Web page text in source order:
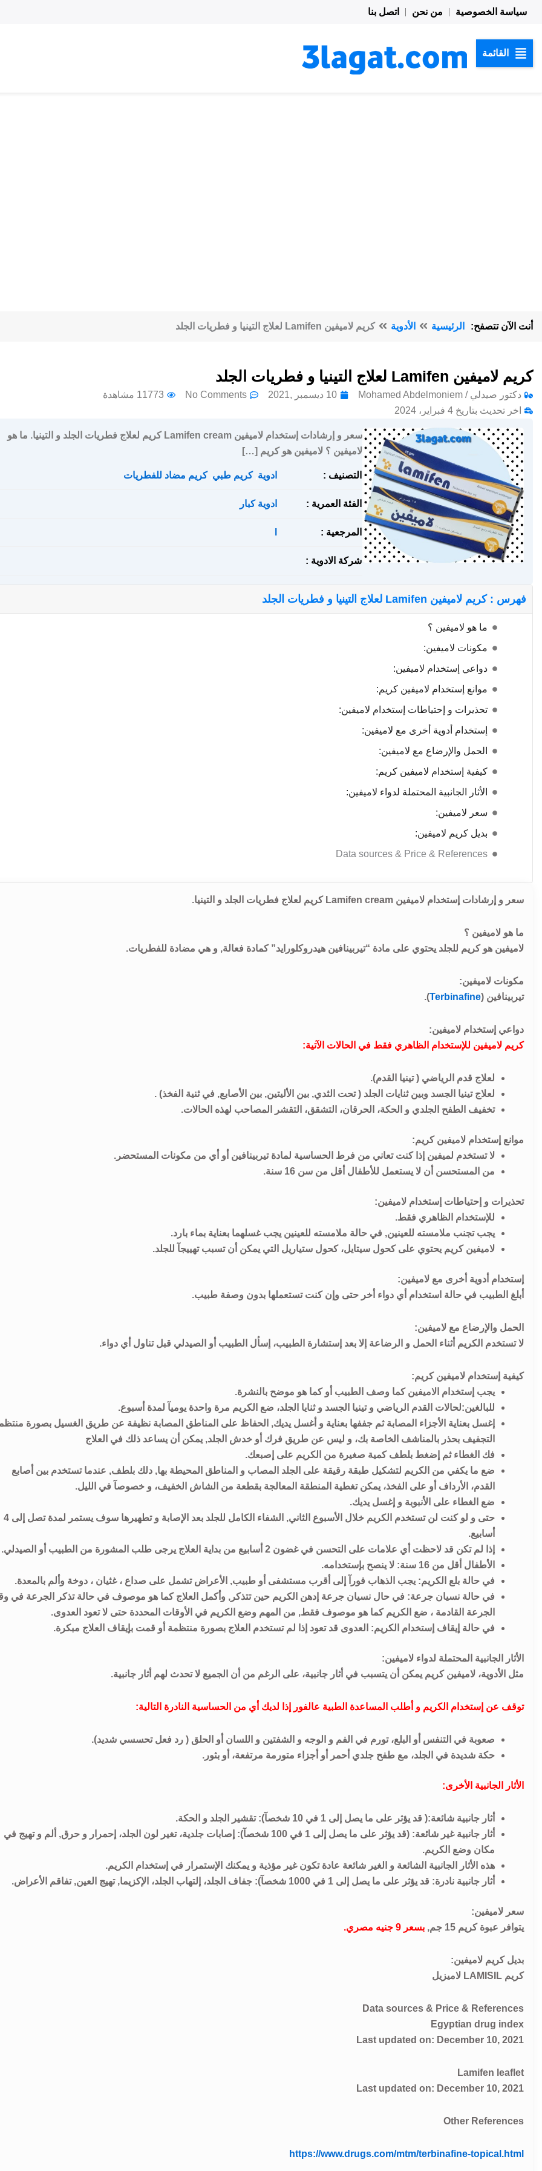
المحتوى
سياسة الخصوصية من نحن اتصل بنا
القائمة
أنت الآن تتصفح: الرئيسية الأدوية كريم لاميفين Lamifen لعلاج التينيا و فطريات الجلد
كريم لاميفين Lamifen لعلاج التينيا و فطريات الجلد
دكتور صيدلي / Mohamed Abdelmoniem 10 ديسمبر ,2021 No Comments
11773 مشاهدة
اخر تحديث بتاريخ 4 فبراير، 2024
سعر و إرشادات إستخدام لاميفين Lamifen cream كريم لعلاج فطريات الجلد و التينيا. ما هو
لاميفين ؟ لاميفين هو كريم […]
التصنيف : ادوية ,كريم طبي ,كريم مضاد للفطريات
الفئة العمرية : ادوية كبار
المرجعية :
شركة الادوية :
فهرس : كريم لاميفين Lamifen لعلاج التينيا و فطريات الجلد
ما هو لاميفين ؟
مكونات لاميفين:
دواعي إستخدام لاميفين:
موانع إستخدام لاميفين كريم:
تحذيرات و إحتياطات إستخدام لاميفين:
إستخدام أدوية أخرى مع لاميفين:
الحمل والإرضاع مع لاميفين:
كيفية إستخدام لاميفين كريم:
الأثار الجانبية المحتملة لدواء لاميفين:
سعر لاميفين:
بديل كريم لاميفين:
Data sources & Price & References
سعر و إرشادات إستخدام لاميفين Lamifen cream كريم لعلاج فطريات الجلد و التينيا.
ما هو لاميفين ؟
لاميفين هو كريم للجلد يحتوي على مادة “تيربينافين هيدروكلورايد” كمادة فعالة, و هي مضادة للفطريات.
مكونات لاميفين:
تيربينافين (Terbinafine
).
دواعي إستخدام لاميفين:
كريم لاميفين للإستخدام الظاهري فقط في الحالات الآتية:
لعلاج قدم الرياضي ( تينيا القدم).
لعلاج تينيا الجسد وبين ثنايات الجلد ( تحت الثدي, بين الأليتين, بين الأصابع, في ثنية الفخذ) .
تخفيف الطفح الجلدي و الحكة، الحرقان، التشقق، التقشر المصاحب لهذه الحالات.
موانع إستخدام لاميفين كريم:
لا تستخدم لميفين إذا كنت تعاني من فرط الحساسية لمادة تيربينافين أو أي من مكونات المستحضر.
من المستحسن أن لا يستعمل للأطفال أقل من سن 16 سنة.
تحذيرات و إحتياطات إستخدام لاميفين:
للإستخدام الظاهري فقط.
يجب تجنب ملامسته للعينين, في حالة ملامسته للعينين يجب غسلهما بعناية بماء بارد.
لاميفين كريم يحتوي على كحول سيتايل، كحول ستياريل التي يمكن أن تسبب تهييجآ للجلد.
إستخدام أدوية أخرى مع لاميفين:
أبلغ الطبيب في حالة استخدام أي دواء أخر حتى وإن كنت تستعملها بدون وصفة طبيب.
الحمل والإرضاع مع لاميفين:
لا تستخدم الكريم أثناء الحمل و الرضاعة إلا بعد إستشارة الطبيب، إسأل الطبيب أو الصيدلي قبل تناول أي دواء.
كيفية إستخدام لاميفين كريم:
يجب إستخدام الاميفين كما وصف الطبيب أو كما هو موضح بالنشرة.
للبالغين:لحالات القدم الرياضي و تينيا الجسد و ثنايا الجلد، ضع الكريم مرة واحدة يوميآ لمدة أسبوع.
إغسل بعناية الأجزاء المصابة ثم جففها بعناية و أغسل يديك, الحفاظ على المناطق المصابة نظيفة عن طريق الغسيل بصورة
التجفيف بحذر بالمناشف الخاصة بك، و ليس عن طريق فرك أو خدش الجلد, يمكن أن يساعد ذلك في العلاج
فك الغطاء ثم إضغط بلطف كمية صغيرة من الكريم على إصبعك.
ضع ما يكفي من الكريم لتشكيل طبقة رقيقة على الجلد المصاب و المناطق المحيطة بها, دلك بلطف, عندما تستخدم بين أصابع
القدم، الأرداف أو على الفخذ، يمكن تغطية المنطقة المعالجة بقطعة من الشاش الخفيف، و خصوصآ في الليل.
ضع الغطاء على الأنبوبة و إغسل يديك.
حتى و لو كنت لن تستخدم الكريم خلال الأسبوع الثاني, الشفاء الكامل للجلد بعد الإصابة و تطهيرها سوف يستمر لمدة تصل إلى 4
أسابيع.
إذا لم تكن قد لاحظت أي علامات على التحسن في غضون 2 أسابيع من بداية العلاج يرجى طلب المشورة من الطبيب أو الصيدلي.
الأطفال أقل من 16 سنة: لا ينصح بإستخدامه.
في حالة بلع الكريم: يجب الذهاب فورآ إلى أقرب مستشفى أو طبيب, الأعراض تشمل على صداع ، غثيان ، دوخة وألم بالمعدة.
في حالة نسيان جرعة: في حال نسیان جرعة إدهن الكريم حين تتذكر, وأكمل العلاج كما هو موصوف في حالة تذكر الجرعة في
الجرعة القادمة ، ضع الكريم كما هو موصوف فقط, من المهم وضع الكريم في الأوقات المحددة حتى لا تعود العدوی.
في حالة إيقاف إستخدام الكريم: العدوى قد تعود إذا لم تستخدم العلاج بصورة منتظمة أو قمت بإيقاف العلاج مبكرة.
الأثار الجانبية المحتملة لدواء لاميفين:
مثل الأدوية، لاميفين كريم يمكن أن يتسبب في أثار جانبية، على الرغم من أن الجميع لا تحدث لهم أثار جانبية.
توقف عن إستخدام الكريم و أطلب المساعدة الطبية عالفور إذا لديك أي من الحساسية النادرة التالية:
صعوبة في التنفس أو البلع، تورم في الفم و الوجه و الشفتين و اللسان أو الحلق ( رد فعل تحسسي شديد).
حكة شديدة في الجلد، مع طفح جلدي أحمر أو أجزاء متورمة مرتفعة، أو بثور.
الأثار الجانبية الأخرى:
أثار جانبية شائعة:( قد يؤثر على ما يصل إلى 1 في 10 شخصآ): تقشير الجلد و الحكة.
أثار جانبية غير شائعة: (قد يؤثر على ما يصل إلى 1 في 100 شخصآ): إصابات جلدية، تغير لون الجلد، إحمرار و حرق, ألم و تهيج في
مكان وضع الكريم.
هذه الأثار الجانبية الشائعة و الغير شائعة عادة تكون غير مؤذية و يمكنك الإستمرار في إستخدام الكريم.
أثار جانبية نادرة: قد يؤثر على ما يصل إلى 1 في 1000 شخصآ): جفاف الجلد، إلتهاب الجلد، الإكزيما, تهيج العين, تفاقم الأعراض.
سعر لاميفين:
يتوافر عبوة كريم 15 جم,
بسعر 9 جنيه مصري.
بديل كريم لاميفين:
كريم LAMISIL لاميزيل
Data sources & Price & References
Egyptian drug index
Last updated on: December 10, 2021
Lamifen leaflet
Last updated on: December 10, 2021
Other References
https://www.drugs.com/mtm/terbinafine-topical.html